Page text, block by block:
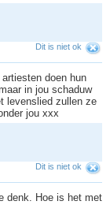
Dit is niet ok
doen hun
in jou schaduw
levenslied zullen ze
jou xxx
Dit is niet ok
denk. Hoe is het met